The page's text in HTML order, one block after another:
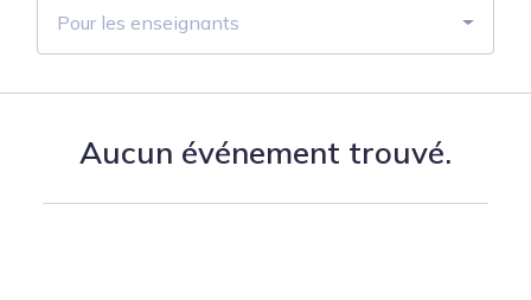
Pour les enseignants
Aucun événement trouvé.